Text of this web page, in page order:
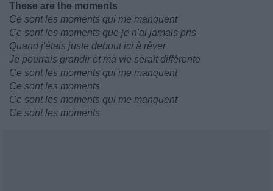
These are the moments
Ce sont les moments qui me manquent
Ce sont les moments que je n'ai jamais pris
Quand j'étais juste debout ici à rêver
Je pourrais grandir et ma vie serait différente
Ce sont les moments qui me manquent
Ce sont les moments
Ce sont les moments qui me manquent
Ce sont les moments